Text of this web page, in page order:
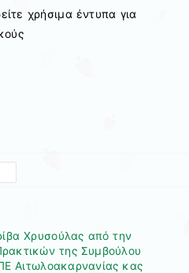
χρήσιμα έντυπα για
Χρυσούλας από την
της Συμβούλου
Αιτωλοακαρνανίας κας